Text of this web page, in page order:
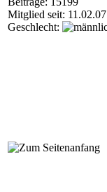
Mitglied seit: 11.02.07
Geschlecht: